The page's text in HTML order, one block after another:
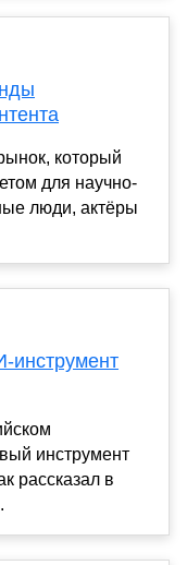
который
для научно-
люди, актёры
инструмент
инструмент
рассказал в